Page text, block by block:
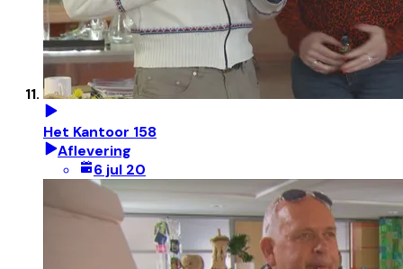
Het Kantoor 158
Aflevering
6 jul 20